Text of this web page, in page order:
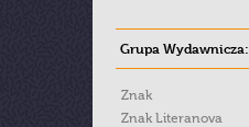
Grupa Wydawnicza:
Znak
Znak Literanova